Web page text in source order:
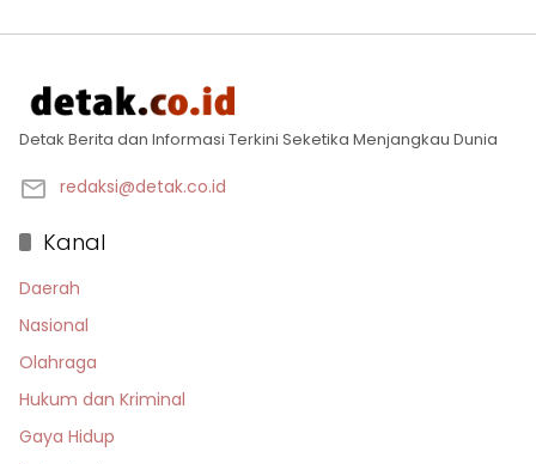
Detak Berita dan Informasi Terkini Seketika Menjangkau Dunia
redaksi@detak.co.id
Kanal
Daerah
Nasional
Olahraga
Hukum dan Kriminal
Gaya Hidup